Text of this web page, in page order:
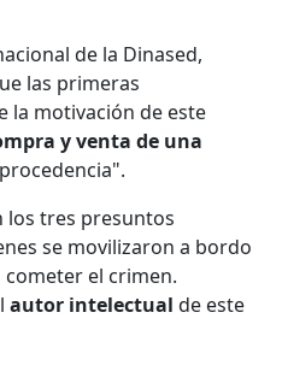
de la Dinased,
las primeras
la motivación de este
y venta de una
los tres presuntos
se movilizaron a bordo
el crimen.
autor intelectual de este